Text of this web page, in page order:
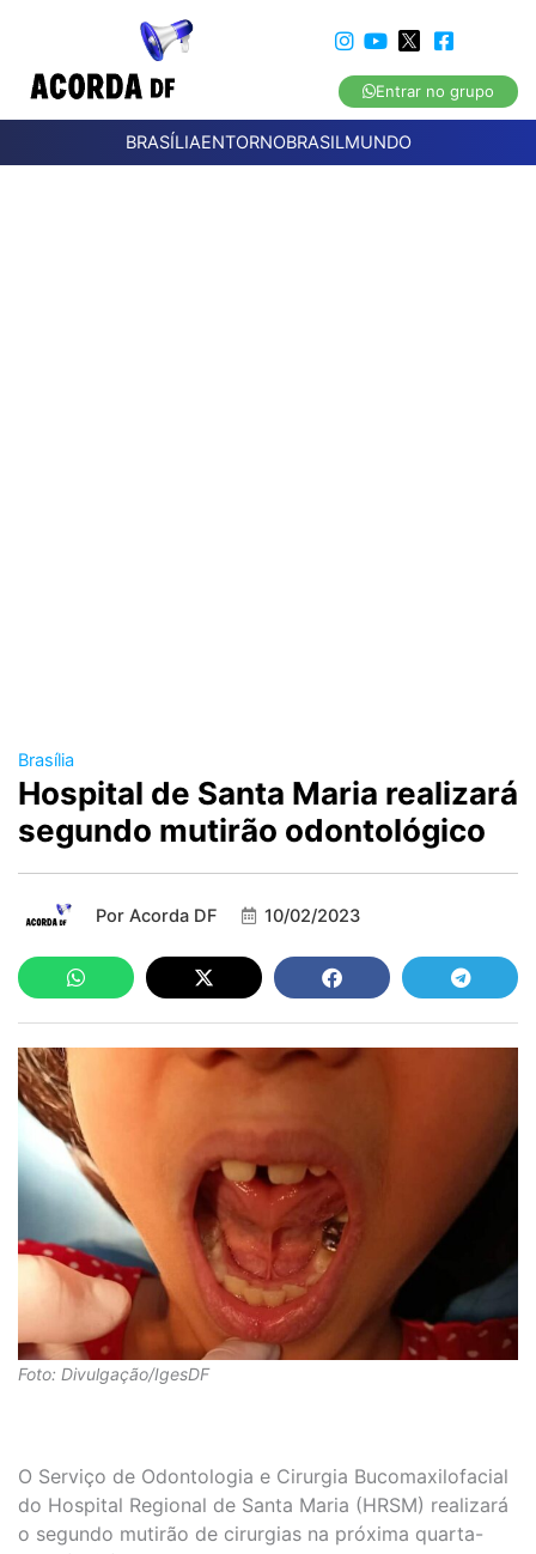
Entrar no grupo
BRASÍLIAENTORNOBRASILMUNDO
Brasília
Hospital de Santa Maria realizará
segundo mutirão odontológico
Por Acorda DF 10/02/2023
Foto: Divulgação/IgesDF
O Serviço de Odontologia e Cirurgia Bucomaxilofacial
do Hospital Regional de Santa Maria (HRSM) realizará
o segundo mutirão de cirurgias na próxima quarta-